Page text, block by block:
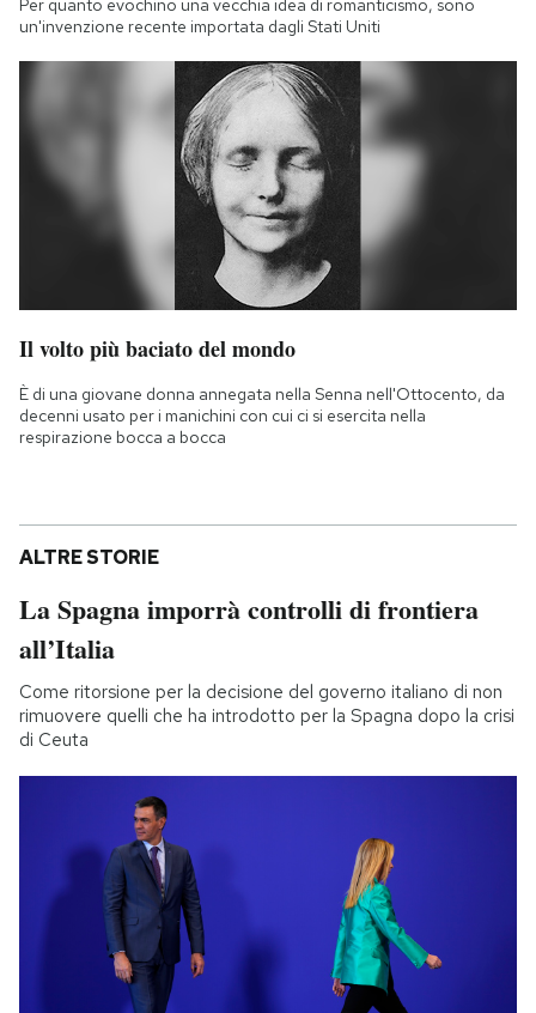
Per quanto evochino una vecchia idea di romanticismo, sono
un'invenzione recente importata dagli Stati Uniti
Il volto più baciato del mondo
È di una giovane donna annegata nella Senna nell'Ottocento, da
decenni usato per i manichini con cui ci si esercita nella
respirazione bocca a bocca
ALTRE STORIE
La Spagna imporrà controlli di frontiera
all’Italia
Come ritorsione per la decisione del governo italiano di non
rimuovere quelli che ha introdotto per la Spagna dopo la crisi
di Ceuta